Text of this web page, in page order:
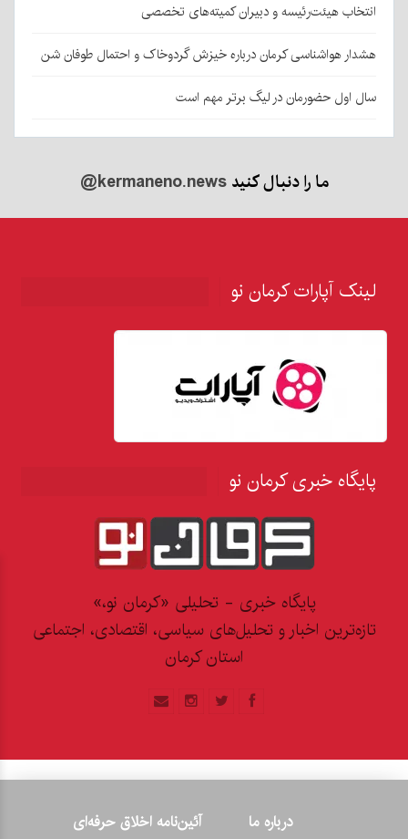
انتخاب هیئت‌رئیسه و دبیران کمیته‌های تخصصی
هشدار هواشناسی کرمان درباره خیزش گردوخاک و احتمال طوفان شن
سال اول حضورمان در لیگ برتر مهم است
ما را دنبال کنید@kermaneno.news
لینک آپارات کرمان نو
پایگاه خبری کرمان نو
پایگاه خبری - تحلیلی «کرمان نو،»
تازه‌ترین اخبار و تحلیل‌های سیاسی، اقتصادی، اجتماعی
استان کرمان
درباره ما آئین‌نامه اخلاق حرفه‌ای